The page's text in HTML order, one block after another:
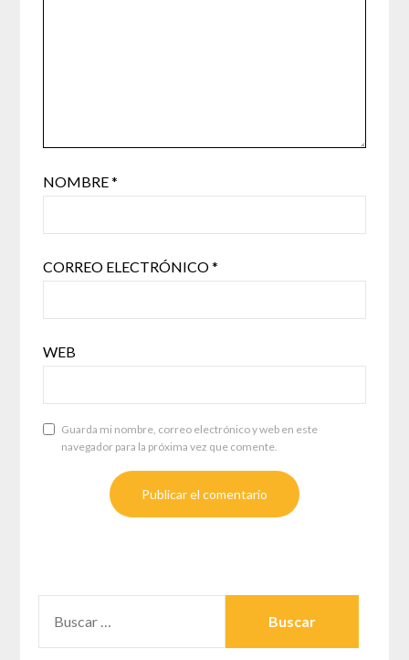
NOMBRE*
CORREO ELECTRÓNICO*
WEB
Guarda mi nombre, correo electrónico y web en este
navegador para la próxima vez que comente.